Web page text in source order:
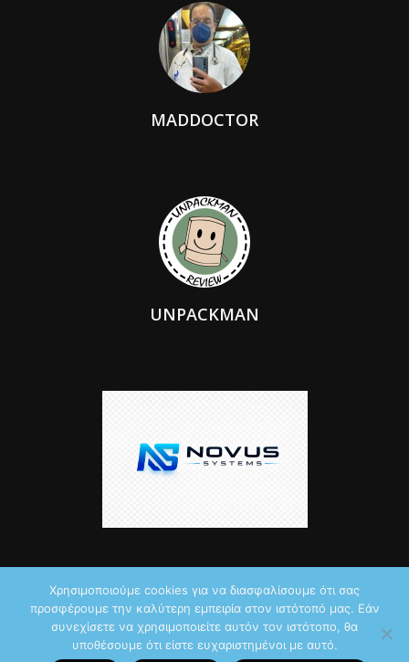
MADDOCTOR
UNPACKMAN
© 2026 by iTechNews.gr
Maddoctor dreamed it, Unpackman made it reality,Novus Systems
Χρησιμοποιούμε cookies για να διασφαλίσουμε ότι σας
προσφέρουμε την καλύτερη εμπειρία στον ιστότοπό μας. Εάν
συνεχίσετε να χρησιμοποιείτε αυτόν τον ιστότοπο, θα
υποθέσουμε ότι είστε ευχαριστημένοι με αυτό.